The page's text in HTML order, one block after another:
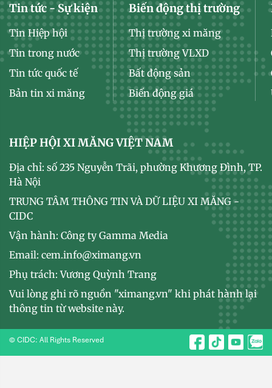
Tin tức - Sự kiện
Tin Hiệp hội
Tin trong nước
Tin tức quốc tế
Bản tin xi măng
Biến động thị trường
Thị trường xi măng
Thị trường VLXD
Bất động sản
Biến động giá
HIỆP HỘI XI MĂNG VIỆT NAM
Địa chỉ: số 235 Nguyễn Trãi, phường Khương Đình, TP.
Hà Nội
TRUNG TÂM THÔNG TIN VÀ DỮ LIỆU XI MĂNG -
CIDC
Vận hành: Công ty Gamma Media
Email: cem.info@ximang.vn
Phụ trách: Vương Quỳnh Trang
Vui lòng ghi rõ nguồn "ximang.vn" khi phát hành lại
thông tin từ website này.
© CIDC: All Rights Reserved